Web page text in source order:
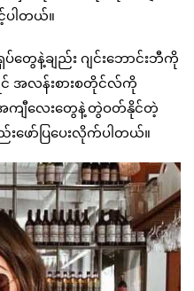
ပါတယ်။
ေနဲ့ချည်း ဂျင်းဘောင်းဘီကို
အလန်းစားစတိုင်လ်ကို
ကျီလေးတွေနဲ့တွဲဝတ်နိုင်တဲ့
ဖော်ပြပေးလိုက်ပါတယ်။